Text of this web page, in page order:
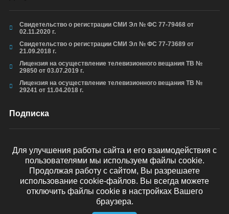
Свидетельство о регистрации СМИ Эл № ФС 77-79468 от
02.11.2020 г.
Свидетельство о регистрации СМИ Эл № ФС 77-73689 от
21.09.2018 г.
Лицензия на осуществление телевизионного вещания ТВ №
29850 от 03.07.2019 г.
Лицензия на осуществление телевизионного вещания ТВ №
29241 от 11.04.2018 г.
Подписка
ОТПРАВИТЬ
Для улучшения работы сайта и его взаимодействия с
пользователями мы используем файлы cookie.
Продолжая работу с сайтом, Вы разрешаете
использование cookie-файлов. Вы всегда можете
отключить файлы cookie в настройках Вашего
браузера.